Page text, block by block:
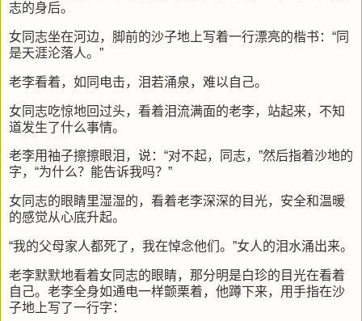
志的身后。
女同志坐在河边，脚前的沙子地上写着一行漂亮的楷书：“同
是天涯沦落人。”
老李看着，如同电击，泪若涌泉，难以自己。
女同志吃惊地回过头，看着泪流满面的老李，站起来，不知
道发生了什么事情。
老李用袖子擦擦眼泪，说：“对不起，同志，”然后指着沙地的
字，“为什么？能告诉我吗？”
女同志的眼睛里湿湿的，看着老李深深的目光，安全和温暖
的感觉从心底升起。
“我的父母家人都死了，我在悼念他们。”女人的泪水涌出来。
老李默默地看着女同志的眼睛，那分明是白珍的目光在看着
自己。老李全身如通电一样颤栗着，他蹲下来，用手指在沙
子地上写了一行字：